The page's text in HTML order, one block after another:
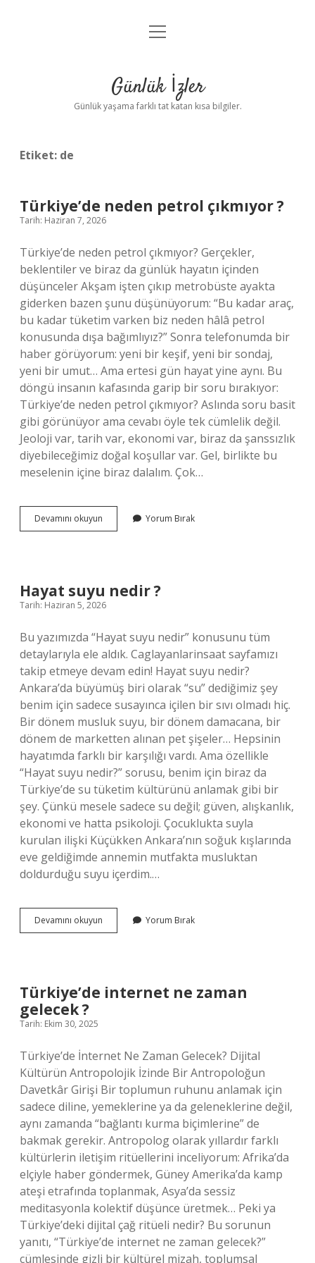
Anasayfa
Yasal Uyarı
menüyü
Günlük İzler
Günlük yaşama farklı tat katan kısa bilgiler.
Etiket: de
Türkiye’de neden petrol çıkmıyor ?
Tarih: Haziran 7, 2026
Türkiye’de neden petrol çıkmıyor? Gerçekler,
beklentiler ve biraz da günlük hayatın içinden
düşünceler Akşam işten çıkıp metrobüste ayakta
giderken bazen şunu düşünüyorum: “Bu kadar araç,
bu kadar tüketim varken biz neden hâlâ petrol
konusunda dışa bağımlıyız?” Sonra telefonumda bir
haber görüyorum: yeni bir keşif, yeni bir sondaj,
yeni bir umut… Ama ertesi gün hayat yine aynı. Bu
döngü insanın kafasında garip bir soru bırakıyor:
Türkiye’de neden petrol çıkmıyor? Aslında soru basit
gibi görünüyor ama cevabı öyle tek cümlelik değil.
Jeoloji var, tarih var, ekonomi var, biraz da şanssızlık
diyebileceğimiz doğal koşullar var. Gel, birlikte bu
meselenin içine biraz dalalım. Çok…
Devamını okuyun Türkiye’de
neden
Yorum Bırak
Hayat suyu nedir ?
Tarih: Haziran 5, 2026
Bu yazımızda “Hayat suyu nedir” konusunu tüm
detaylarıyla ele aldık. Caglayanlarinsaat sayfamızı
takip etmeye devam edin! Hayat suyu nedir?
Ankara’da büyümüş biri olarak “su” dediğimiz şey
benim için sadece susayınca içilen bir sıvı olmadı hiç.
Bir dönem musluk suyu, bir dönem damacana, bir
dönem de marketten alınan pet şişeler… Hepsinin
hayatımda farklı bir karşılığı vardı. Ama özellikle
“Hayat suyu nedir?” sorusu, benim için biraz da
Türkiye’de su tüketim kültürünü anlamak gibi bir
şey. Çünkü mesele sadece su değil; güven, alışkanlık,
ekonomi ve hatta psikoloji. Çocuklukta suyla
kurulan ilişki Küçükken Ankara’nın soğuk kışlarında
eve geldiğimde annemin mutfakta musluktan
doldurduğu suyu içerdim.…
Devamını okuyun
suyu
Yorum Bırak
Türkiye’de internet ne zaman
gelecek ?
Tarih: Ekim 30, 2025
Türkiye’de İnternet Ne Zaman Gelecek? Dijital
Kültürün Antropolojik İzinde Bir Antropoloğun
Davetkâr Girişi Bir toplumun ruhunu anlamak için
sadece diline, yemeklerine ya da geleneklerine değil,
aynı zamanda “bağlantı kurma biçimlerine” de
bakmak gerekir. Antropolog olarak yıllardır farklı
kültürlerin iletişim ritüellerini inceliyorum: Afrika’da
elçiyle haber göndermek, Güney Amerika’da kamp
ateşi etrafında toplanmak, Asya’da sessiz
meditasyonla kolektif düşünce üretmek… Peki ya
Türkiye’deki dijital çağ ritüeli nedir? Bu sorunun
yanıtı, “Türkiye’de internet ne zaman gelecek?”
cümlesinde gizli bir kültürel mizah, toplumsal